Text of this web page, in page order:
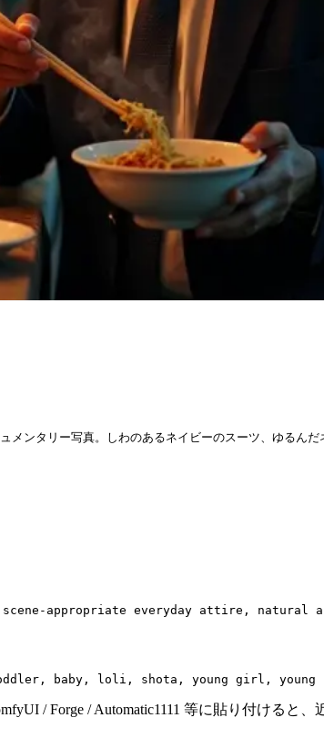
メンタリー写真。しわのあるネイビーのスーツ、ゆる
appropriate everyday attire, natural
baby, loli, shota, young girl,
/ Forge / Automatic1111 等に貼り付けると